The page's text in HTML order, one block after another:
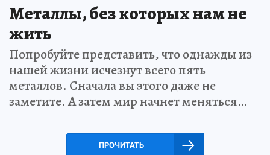
Металлы, без которых нам не
жить
Попробуйте представить, что однажды из
нашей жизни исчезнут всего пять
металлов. Сначала вы этого даже не
заметите. А затем мир начнет меняться…
ПРОЧИТАТЬ